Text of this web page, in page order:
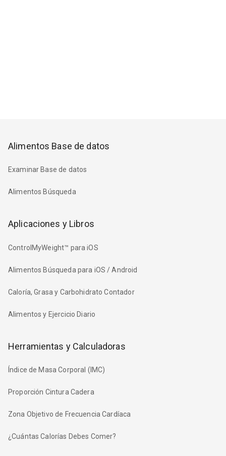
Alimentos Base de datos
Examinar Base de datos
Alimentos Búsqueda
Aplicaciones y Libros
ControlMyWeight™ para iOS
Alimentos Búsqueda para iOS / Android
Caloría, Grasa y Carbohidrato Contador
Alimentos y Ejercicio Diario
Herramientas y Calculadoras
Índice de Masa Corporal (IMC)
Proporción Cintura Cadera
Zona Objetivo de Frecuencia Cardíaca
¿Cuántas Calorías Debes Comer?